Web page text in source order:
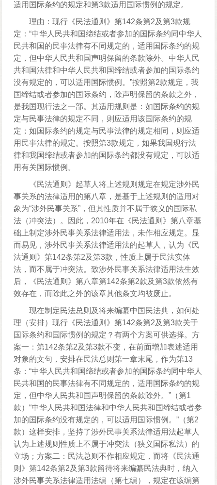
适用国际条约的规定和第3款适用国际惯例的规定。
理由：现行《民法通则》第142条第2及第3款规
定：“中华人民共和国缔结或者参加的国际条约同中华人
民共和国的民事法律有不同规定的，适用国际条约的规
定，但中华人民共和国声明保留的条款除外。中华人民
共和国法律和中华人民共和国缔结或者参加的国际条约
没有规定的，可以适用国际惯例。”按照第2款规定，我
国缔结或者参加的国际条约，除声明保留的条款之外，
是我国现行法之一部。其适用规则是：如国际条约的规
定与民事法律的规定不同，则应适用该国际条约的规
定；如国际条约的规定与民事法律的规定相同，则应适
用民事法律的规定。按照第3款规定，如果我国现行法
律和我国缔结或者参加的国际条约都没有规定，可以适
用有关国际惯例。
《民法通则》起草人将上述规则规定在规定涉外民
事关系的法律适用的第八章，是基于上述规则的适用对
象为“涉外民事关系”，但其性质并不属于狭义的国际私
法（冲突法）。因此，2010年在《民法通则》第八章基
础上制定涉外民事关系法律适用法，未作相应规定。显
而易见，涉外民事关系法律适用法的起草人，认为《民
法通则》第142条第2及第3款，性质上属于民法实体
法，而不属于冲突法。致涉外民事关系法律适用法生效
后，《民法通则》第八章第142条第2款及第3款依然有
效存在，而除此之外的该章其他条文均被废止。
现在制定民法总则及将来编纂中国民法典，如何处
理（安排）现行《民法通则》第142条第2及第3款关于
国际条约和国际惯例的规定？有两个方案可供选择。方
案一：第142条第2及第3款不变，在前面增加表述适用
对象的文句，安排在民法总则第一章末尾，作为第13
条：“中华人民共和国缔结或者参加的国际条约同中华人
民共和国的民事法律有不同规定的，适用国际条约的规
定，但中华人民共和国声明保留的条款除外。”（第1
款）“中华人民共和国法律和中华人民共和国缔结或者参
加的国际条约没有规定的，可以适用国际惯例。”（第2
款）这样安排，坚持了涉外民事关系法律适用法起草人
认为上述规则性质上不属于冲突法（狭义国际私法）的
立场；方案二：民法总则不作相应规定，而将《民法通
则》第142条第2及第3款留待将来编纂民法典时，纳入
涉外民事关系法律适用法编（第七编），规定在该编第